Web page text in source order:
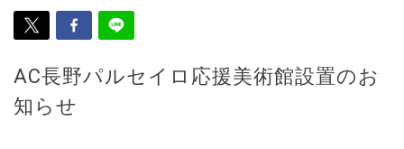
AC長野パルセイロ応援美術館設置のお
知らせ